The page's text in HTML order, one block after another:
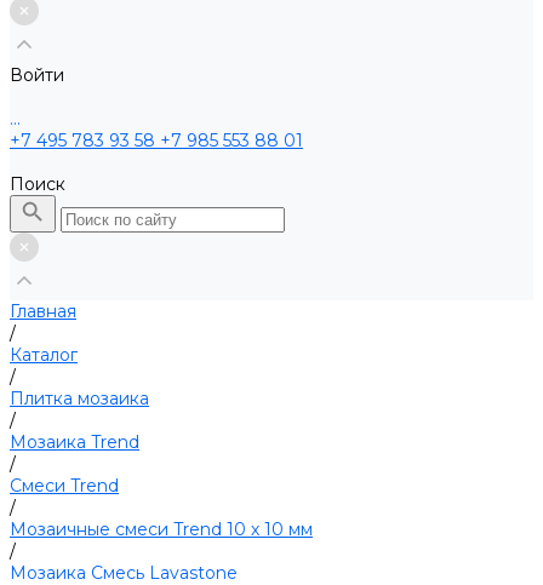
Войти
...
+7 495 783 93 58 +7 985 553 88 01
Поиск
Главная
/
Каталог
/
Плитка мозаика
/
Мозаика Trend
/
Смеси Trend
/
Мозаичные смеси Trend 10 х 10 мм
/
Мозаика Смесь Lavastone